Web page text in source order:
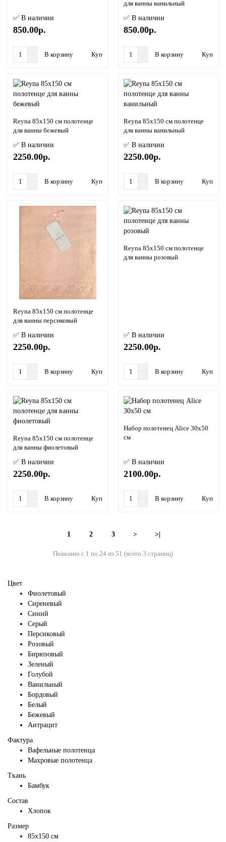
✅ В наличии
850.00р.
В корзину Купить в 1 клик
для ванны ванильный
✅ В наличии
850.00р.
В корзину Купить
Reyna 85х150 см полотенце
для ванны бежевый
✅ В наличии
2250.00р.
В корзину Купить в 1 клик
Reyna 85х150 см полотенце
для ванны ванильный
✅ В наличии
2250.00р.
В корзину Купить
Reyna 85х150 см полотенце
для ванны персиковый
✅ В наличии
2250.00р.
В корзину Купить в 1 клик
Reyna 85х150 см полотенце
для ванны розовый
✅ В наличии
2250.00р.
В корзину Купить
Reyna 85х150 см полотенце
для ванны фиолетовый
✅ В наличии
2250.00р.
В корзину Купить в 1 клик
Набор полотенец Alice 30x50
см
✅ В наличии
2100.00р.
В корзину Купить
1 2 3 > >|
Показано с 1 по 24 из 51 (всего 3 страниц)
Цвет
Фиолетовый
Сиреневый
Синий
Серый
Персиковый
Розовый
Бирюзовый
Зеленый
Голубой
Ванильный
Бордовый
Белый
Бежевый
Антрацит
Фактура
Вафельные полотенца
Махровые полотенца
Ткань
Бамбук
Состав
Хлопок
Размер
85х150 см